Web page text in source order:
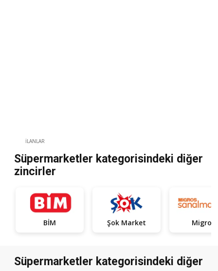
İLANLAR
Süpermarketler kategorisindeki diğer
zincirler
BİM Şok Market Migros
Süpermarketler kategorisindeki diğer